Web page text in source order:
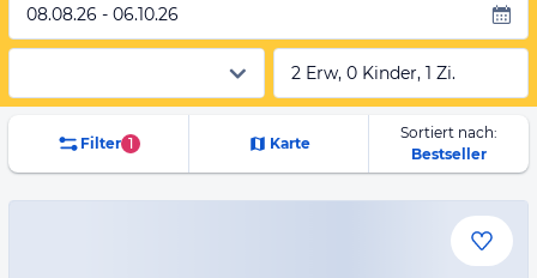
08.08.26 - 06.10.26
2 Erw, 0 Kinder, 1 Zi.
Filter 1 Karte
Sortiert nach:
Bestseller